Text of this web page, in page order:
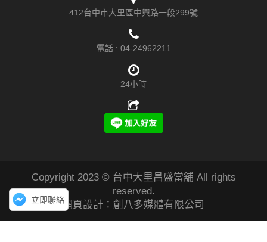
412台中市大里區中興路一段299號
電話 : 04-24962211
24小時
Copyright 2023 © 台中大里昌盛當舖 All rights
reserved.
網頁設計：創八多媒體有限公司
立即聯絡